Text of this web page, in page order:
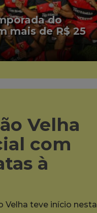
do
mais de R$ 25
Velha
com
à
Velha teve início nesta